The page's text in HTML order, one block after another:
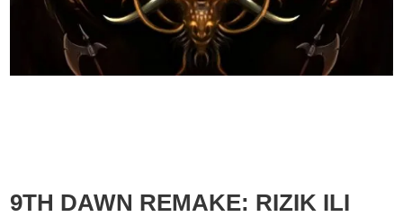
9TH DAWN REMAKE: RIZIK ILI